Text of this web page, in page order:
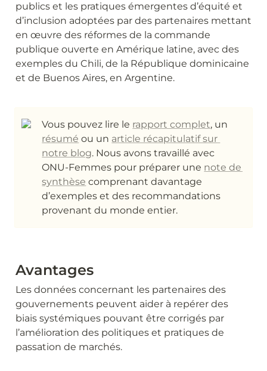
publics et les pratiques émergentes d’équité et
d’inclusion adoptées par des partenaires mettant
en œuvre des réformes de la commande
publique ouverte en Amérique latine, avec des
exemples du Chili, de la République dominicaine
et de Buenos Aires, en Argentine.
Vous pouvez lire le rapport complet
résumé ou un article récapitulatif sur
notre blog. Nous avons travaillé avec
ONU-Femmes pour préparer une note de
synthèse comprenant davantage
d’exemples et des recommandations
provenant du monde entier.
Avantages
Les données concernant les partenaires des
gouvernements peuvent aider à repérer des
biais systémiques pouvant être corrigés par
l’amélioration des politiques et pratiques de
passation de marchés.